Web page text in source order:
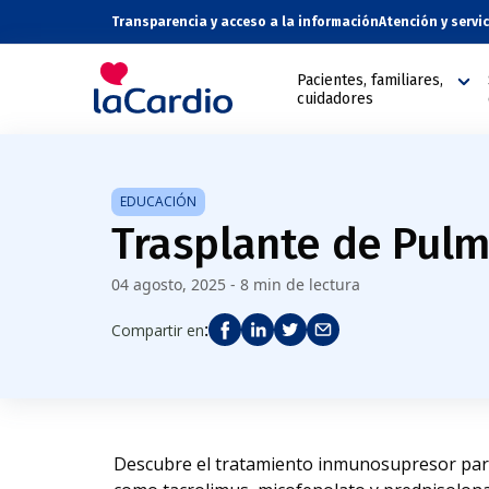
este
Transparencia y acceso a la informaciónAtención y
Pacientes, familiares,
cuidadores
EDUCACIÓN
Trasplante de
04 agosto, 2025 - 8 min de lectura
Compartir en:
Descubre el tratamiento inmunosupresor